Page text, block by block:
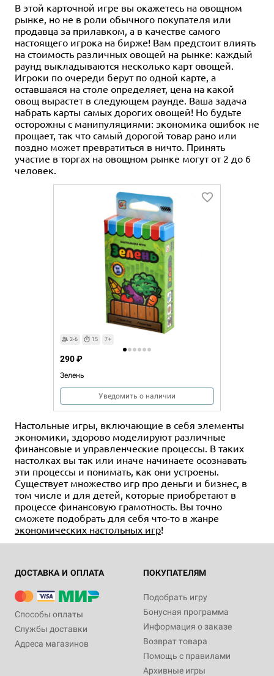
В этой карточной игре вы окажетесь на овощном
рынке, но не в роли обычного покупателя или
продавца за прилавком, а в качестве самого
настоящего игрока на бирже! Вам предстоит влиять
на стоимость различных овощей на рынке: каждый
раунд выкладываются несколько карт овощей.
Игроки по очереди берут по одной карте, а
оставшаяся на столе определяет, цена на какой
овощ вырастет в следующем раунде. Ваша задача
набрать карты самых дорогих овощей! Но будьте
осторожны с манипуляциями: экономика ошибок не
прощает, так что самый дорогой товар рано или
поздно может превратиться в ничто. Принять
участие в торгах на овощном рынке могут от 2 до 6
человек.
2-6 15 7+
Зелень
290 ₽
Уведомить о наличии
Настольные игры, включающие в себя элементы
экономики, здорово моделируют различные
финансовые и управленческие процессы. В таких
настолках вы так или иначе начинаете осознавать
эти процессы и понимать, как они устроены.
Существует множество игр про деньги и бизнес, в
том числе и для детей, которые приобретают в
процессе финансовую грамотность. Вы точно
сможете подобрать для себя что-то в жанре
экономических настольных игр!
ДОСТАВКА И ОПЛАТА
Способы оплаты
Службы доставки
Адреса магазинов
ПОКУПАТЕЛЯМ
Подобрать игру
Бонусная программа
Информация о заказе
Возврат товара
Помощь с правилами
Архивные игры